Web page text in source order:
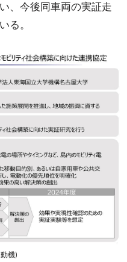
、今後同車両の実証走
る。
機)